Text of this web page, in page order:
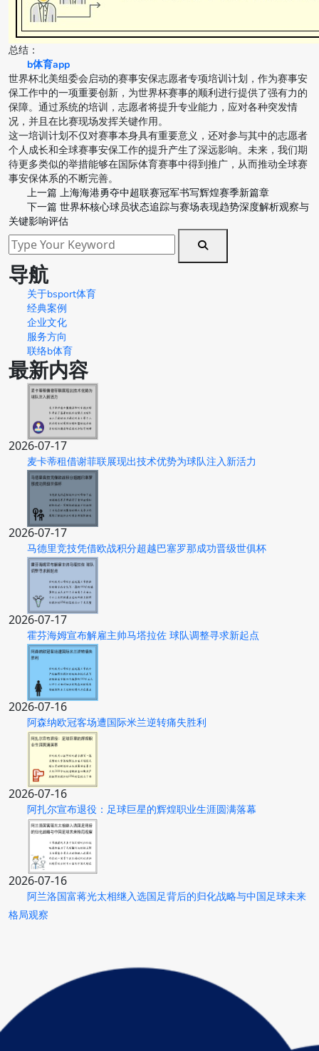
总结：
b体育app
世界杯北美组委会启动的赛事安保志愿者专项培训计划，作为赛事安
保工作中的一项重要创新，为世界杯赛事的顺利进行提供了强有力的
保障。通过系统的培训，志愿者将提升专业能力，应对各种突发情
况，并且在比赛现场发挥关键作用。
这一培训计划不仅对赛事本身具有重要意义，还对参与其中的志愿者
个人成长和全球赛事安保工作的提升产生了深远影响。未来，我们期
待更多类似的举措能够在国际体育赛事中得到推广，从而推动全球赛
事安保体系的不断完善。
上一篇 上海海港勇夺中超联赛冠军书写辉煌赛季新篇章
下一篇 世界杯核心球员状态追踪与赛场表现趋势深度解析观察与
关键影响评估
导航
关于bsport体育
经典案例
企业文化
服务方向
联络b体育
最新内容
2026-07-17
麦卡蒂租借谢菲联展现出技术优势为球队注入新活力
2026-07-17
马德里竞技凭借欧战积分超越巴塞罗那成功晋级世俱杯
2026-07-17
霍芬海姆宣布解雇主帅马塔拉佐 球队调整寻求新起点
2026-07-16
阿森纳欧冠客场遭国际米兰逆转痛失胜利
2026-07-16
阿扎尔宣布退役：足球巨星的辉煌职业生涯圆满落幕
2026-07-16
阿兰洛国富蒋光太相继入选国足背后的归化战略与中国足球未来
格局观察